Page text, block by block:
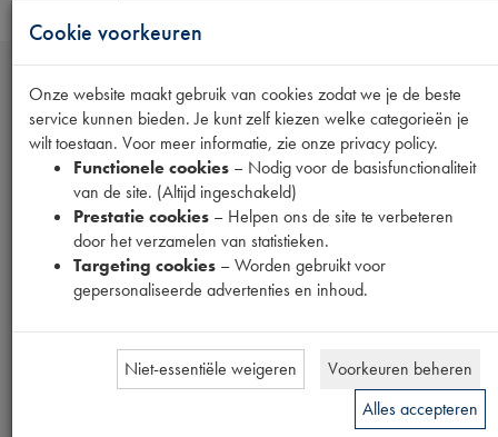
Betalingswijzen
Verzendmethoden
Mijn gegevens
Inloggen
Cookie voorkeuren
Onze website maakt gebruik van cookies zodat we je de beste
service kunnen bieden. Je kunt zelf kiezen welke categorieën je
wilt toestaan. Voor meer informatie, zie onze privacy policy.
Functionele cookies – Nodig voor de basisfunctionaliteit
van de site. (Altijd ingeschakeld)
Prestatie cookies – Helpen ons de site te verbeteren
door het verzamelen van statistieken.
Targeting cookies – Worden gebruikt voor
gepersonaliseerde advertenties en inhoud.
Niet-essentiële weigeren
Voorkeuren beheren
Alles accepteren